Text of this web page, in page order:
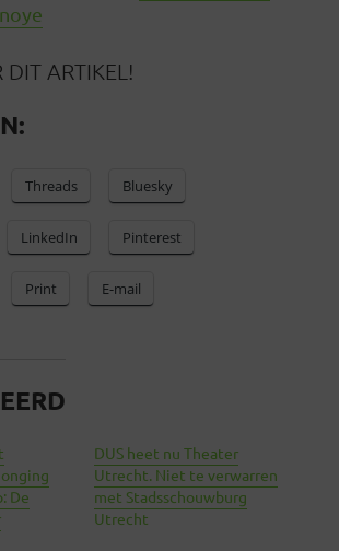
DIT ARTIKEL!
Threads Bluesky
LinkedIn Pinterest
Print E-mail
De
DUS heet nu Theater
Utrecht. Niet te verwarren
met Stadsschouwburg
Utrecht